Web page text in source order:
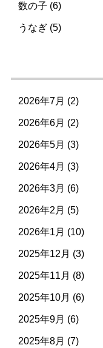
数の子 (6)
うなぎ (5)
2026年7月 (2)
2026年6月 (2)
2026年5月 (3)
2026年4月 (3)
2026年3月 (6)
2026年2月 (5)
2026年1月 (10)
2025年12月 (3)
2025年11月 (8)
2025年10月 (6)
2025年9月 (6)
2025年8月 (7)